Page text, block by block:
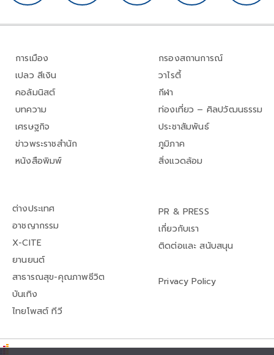
การเมือง
เปลว สีเงิน
คอลัมนิสต์
บทความ
เศรษฐกิจ
ข่าวพระราชสำนัก
หนังสือพิมพ์
กรองสถานการณ์
วาไรตี้
กีฬา
ท่องเที่ยว – ศิลปวัฒนธรรม
ประชาสัมพันธ์
ภูมิภาค
สิ่งแวดล้อม
ต่างประเทศ
อาชญากรรม
X-CITE
ยานยนต์
สาธารณสุข-คุณภาพชีวิต
บันเทิง
ไทยโพสต์ ทีวี
PR & PRESS
เกี่ยวกับเรา
ติดต่อและ สนับสนุน
Privacy Policy